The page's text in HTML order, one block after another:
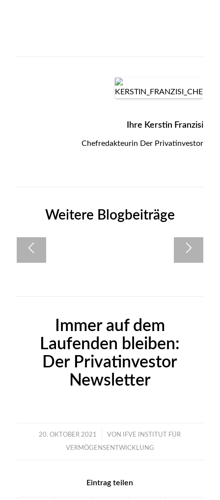
Ihre Kerstin Franzisi
Chefredakteurin Der Privatinvestor
Weitere Blogbeiträge
Immer auf dem
Laufenden bleiben:
Der Privatinvestor
Newsletter
20. OKTOBER 2021
/ VON IFVE INSTITUT FÜR
VERMÖGENSENTWICKLUNG
Eintrag teilen